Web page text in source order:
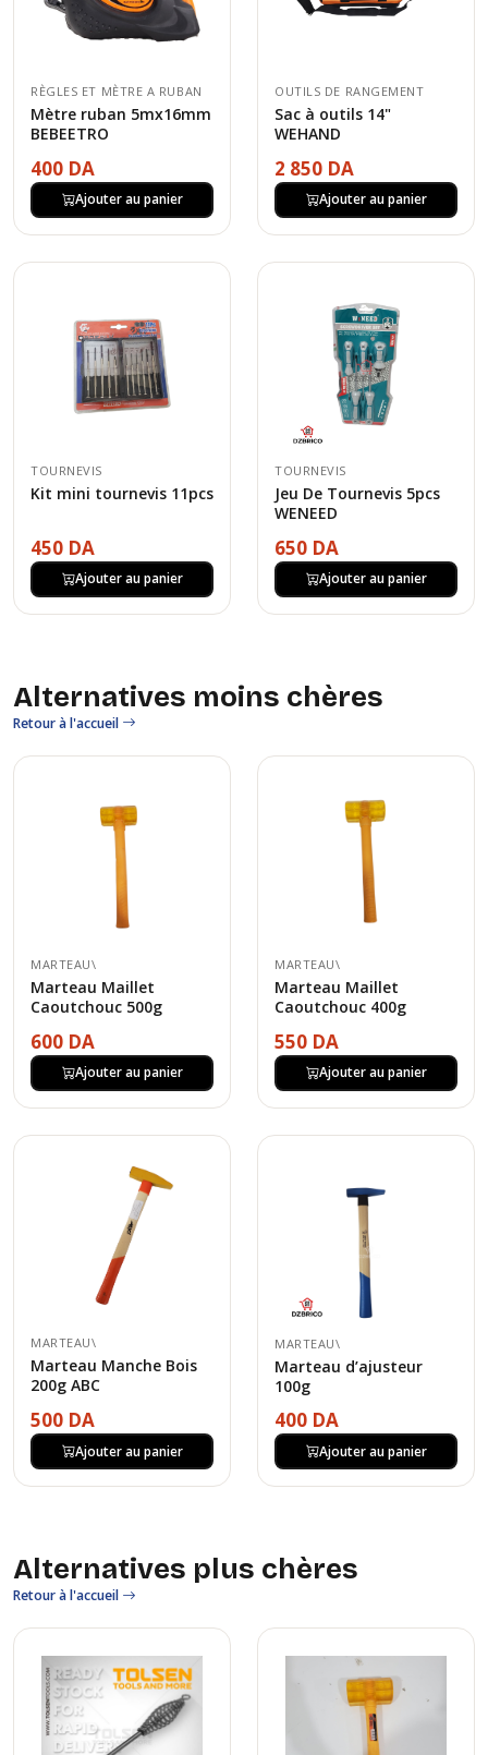
RÈGLES ET MÈTRE A RUBAN
Mètre ruban 5mx16mm
BEBEETRO
400 DA
Ajouter au panier
OUTILS DE RANGEMENT
Sac à outils 14"
WEHAND
2 850 DA
Ajouter au panier
TOURNEVIS
Kit mini tournevis 11pcs
450 DA
Ajouter au panier
TOURNEVIS
Jeu De Tournevis 5pcs
WENEED
650 DA
Ajouter au panier
Alternatives moins chères
Retour à l'accueil
MARTEAU\
Marteau Maillet
Caoutchouc 500g
600 DA
Ajouter au panier
MARTEAU\
Marteau Maillet
Caoutchouc 400g
550 DA
Ajouter au panier
MARTEAU\
Marteau Manche Bois
200g ABC
500 DA
Ajouter au panier
MARTEAU\
Marteau d’ajusteur
100g
400 DA
Ajouter au panier
Alternatives plus chères
Retour à l'accueil